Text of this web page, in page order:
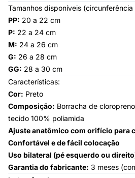
Tamanhos disponíveis
PP: 20 a 22 cm
P: 22 a 24 cm
M: 24 a 26 cm
G: 26 a 28 cm
GG: 28 a 30 cm
Características:
Cor: Preto
Composição: Borracha de
tecido 100% poliamida
Ajuste anatômico com orifício para
Confortável e de fácil colocação
Uso bilateral (pé esquerdo ou
Garantia do fabricante: 3 meses